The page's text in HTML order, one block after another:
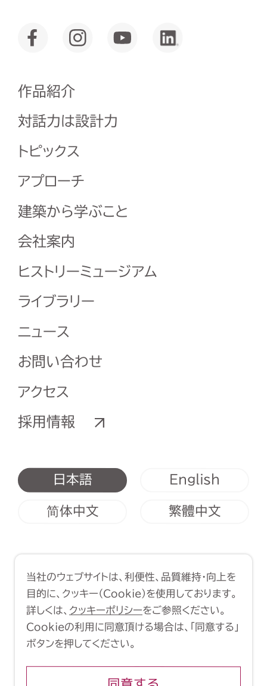
作品紹介
対話力は設計力
トピックス
アプローチ
建築から学ぶこと
会社案内
ヒストリーミュージアム
ライブラリー
ニュース
お問い合わせ
アクセス
採用情報
日本語 English
简体中文 繁體中文
Copyright (C) 1998-2026 Yasui
Architects & Engineers, Inc.
当社のウェブサイトは、利便性、品質維持・向上を
目的に、クッキー（Cookie）を使用しております。
詳しくは、 クッキーポリシーをご参照ください。
Cookieの利用に同意頂ける場合は、「同意する」
ボタンを押してください。